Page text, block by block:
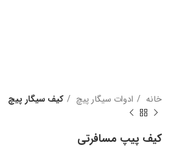
خانه ادوات سیگار پیچ کیف سیگار پیچ
کیف پیپ مسافرتی